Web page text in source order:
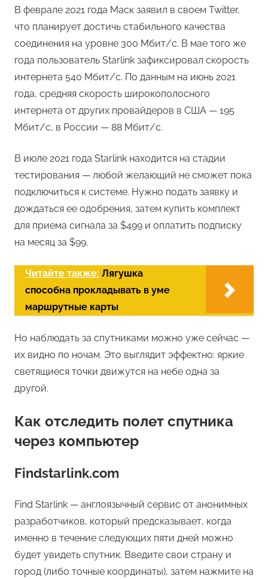
В феврале 2021 года Маск заявил в своем Twitter,
что планирует достичь стабильного качества
соединения на уровне 300 Мбит/с. В мае того же
года пользователь Starlink зафиксировал скорость
интернета 540 Мбит/с. По данным на июнь 2021
года, средняя скорость широкополосного
интернета от других провайдеров в США — 195
Мбит/с, в России — 88 Мбит/с.
В июле 2021 года Starlink находится на стадии
тестирования — любой желающий не сможет пока
подключиться к системе. Нужно подать заявку и
дождаться ее одобрения, затем купить комплект
для приема сигнала за $499 и оплатить подписку
на месяц за $99.
Читайте также: Лягушка
способна прокладывать в уме
маршрутные карты
Но наблюдать за спутниками можно уже сейчас —
их видно по ночам. Это выглядит эффектно: яркие
светящиеся точки движутся на небе одна за
другой.
Как отследить полет спутника
через компьютер
Findstarlink.com
Find Starlink — англоязычный сервис от анонимных
разработчиков, который предсказывает, когда
именно в течение следующих пяти дней можно
будет увидеть спутник. Введите свои страну и
город (либо точные координаты), затем нажмите на